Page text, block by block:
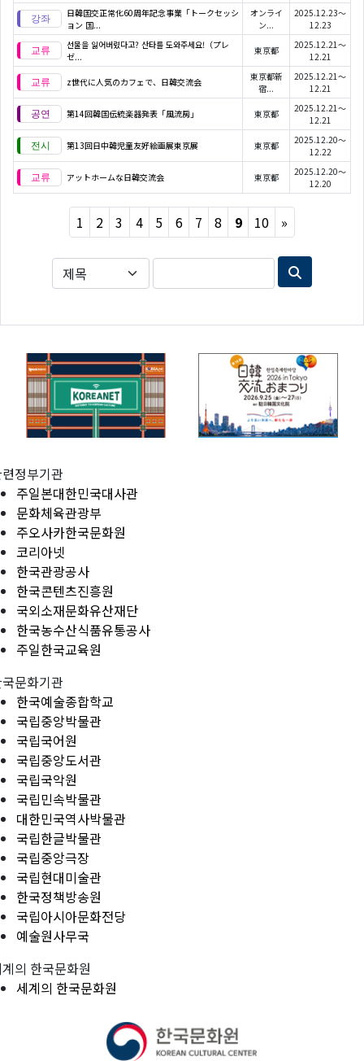
日韓国交正常化60周年記念事業「トークセッシ
ョン 国...
オンライ
ン...
2025.12.23～
12.23
선물을 잃어버렸다고? 산타를 도와주세요!（プレ
ゼ...
東京都
2025.12.21～
12.21
z世代に人気のカフェで、日韓交流会
東京都新
宿...
2025.12.21～
12.21
第14回韓国伝統楽器発表「風流房」 東京都
2025.12.21～
12.21
第13回日中韓児童友好絵画展東京展 東京都
2025.12.20～
12.22
アットホームな日韓交流会 東京都
2025.12.20～
12.20
1 2 3 4 5 6 7 8 9 10 »
정부기관
주일본대한민국대사관
문화체육관광부
주오사카한국문화원
코리아넷
한국관광공사
한국콘텐츠진흥원
국외소재문화유산재단
한국농수산식품유통공사
주일한국교육원
문화기관
한국예술종합학교
국립중앙박물관
국립국어원
국립중앙도서관
국립국악원
국립민속박물관
대한민국역사박물관
국립한글박물관
국립중앙극장
국립현대미술관
한국정책방송원
국립아시아문화전당
예술원사무국
의 한국문화원
세계의 한국문화원